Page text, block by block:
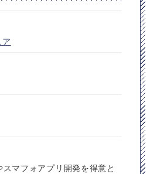
マフォアプリ開発を得意と